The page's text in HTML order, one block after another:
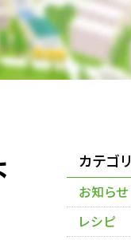
カテゴリ
お知らせ
レシピ